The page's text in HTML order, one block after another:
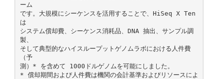
ーム
です。大規模にシーケンスを活用することで、HiSeq X Ten
は
システム償却費、シーケンス消耗品、DNA 抽出、サンプル調
製、
そして典型的なハイスループットゲノムラボにおける人件費
（予
測）* を含めて 1000ドルゲノムを可能にしました。
* 償却期間および人件費は機関の会計基準およびリソースによ